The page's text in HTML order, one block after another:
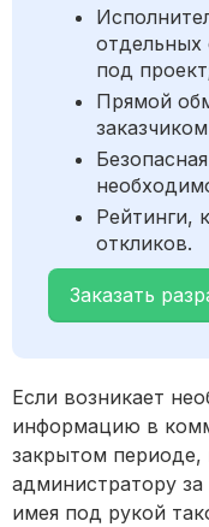
отдельных
под
Прямой
Рейтинги,
откликов.
Заказать
Если возникает
информацию в
закрытом периоде,
администратору
имея под рукой